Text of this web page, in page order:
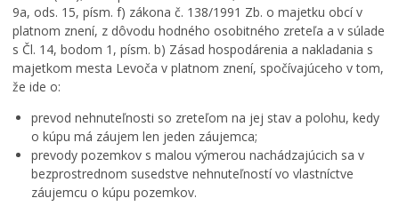
9a, ods. 15, písm. f) zákona č. 138/1991 Zb. o majetku obcí v
platnom znení, z dôvodu hodného osobitného zreteľa a v súlade
s Čl. 14, bodom 1, písm. b) Zásad hospodárenia a nakladania s
majetkom mesta Levoča v platnom znení, spočívajúceho v tom,
že ide o:
prevod nehnuteľnosti so zreteľom na jej stav a polohu, kedy
o kúpu má záujem len jeden záujemca;
prevody pozemkov s malou výmerou nachádzajúcich sa v
bezprostrednom susedstve nehnuteľností vo vlastníctve
záujemcu o kúpu pozemkov.